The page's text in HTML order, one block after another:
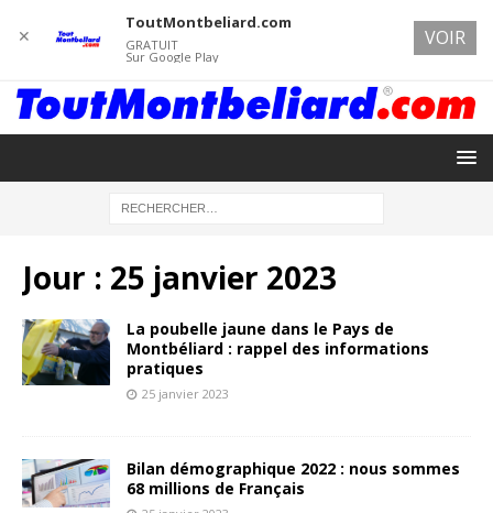
Jour : 25 janvier 2023
La poubelle jaune dans le Pays de
Montbéliard : rappel des informations
pratiques
25 janvier 2023
Bilan démographique 2022 : nous sommes
68 millions de Français
✕
ToutMontbeliard.com
GRATUIT
Sur Google Play
VOIR